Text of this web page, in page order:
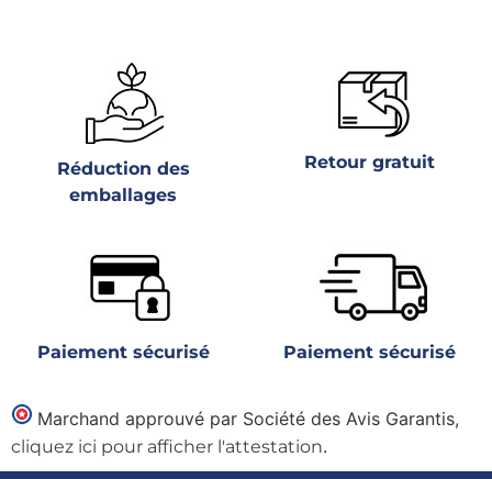
Réduction des
emballages
Retour gratuit
Paiement sécurisé Paiement sécurisé
Marchand approuvé par Société des Avis Garantis,
cliquez ici pour afficher l'attestation.